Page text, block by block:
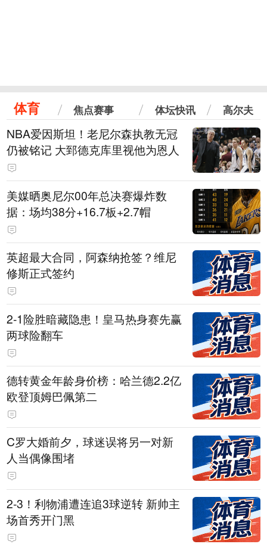
体育 焦点赛事 体坛快讯 高尔夫
NBA爱因斯坦！老尼尔森执教无冠
仍被铭记 大郅德克库里视他为恩人
美媒晒奥尼尔00年总决赛爆炸数
据：场均38分+16.7板+2.7帽
英超最大合同，阿森纳抢签？维尼
修斯正式签约
2-1险胜暗藏隐患！皇马热身赛先赢
两球险翻车
德转黄金年龄身价榜：哈兰德2.2亿
欧登顶姆巴佩第二
C罗大婚前夕，球迷误将另一对新
人当偶像围堵
2-3！利物浦遭连追3球逆转 新帅主
场首秀开门黑